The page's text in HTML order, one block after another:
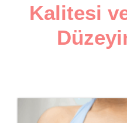
Eğitim Takvimi
Kalitesi